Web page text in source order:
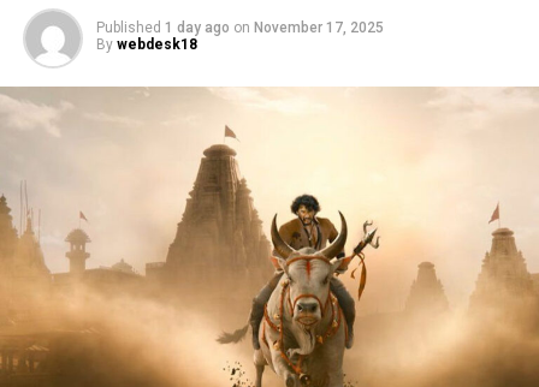
Published 1 day ago on November 17, 2025
By webdesk18